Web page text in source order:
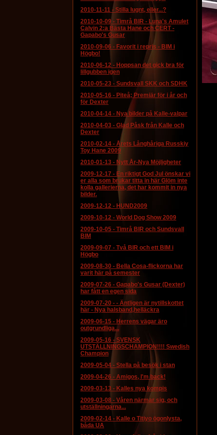
2010-11-11 - Stilla lugnt, eller...?
2010-10-09 - Timrå BIR - Luna's Amulet
Calvin 2:a Bästa Hane och CERT -
Gapabo's Gusar
2010-09-06 - Favorit i repris - BIM i
Högbo!
2010-06-12 - Hoppsan det gick bra för
lillgubben igen
2010-05-23 - Sundsvall SKK och SDHK
2010-05-16 - Piteå; Premiär för i år och
för Dexter
2010-04-14 - Nya bilder på Kalle-valpar
2010-04-03 - Glad Påsk från Kalle och
Dexter
2010-02-14 - Årets Långhåriga Russkiy
Toy Hane 2009
2010-01-13 - Nytt År-Nya Möjligheter
2009-12-17 - En riktigt God Jul önskar vi
er alla som brukar titta in här Glöm inte
kolla gallerierna, det har kommit in nya
bilder.
2009-12-12 - HUND2009
2009-10-12 - World Dog Show 2009
2009-10-05 - Timrå BIR och Sundsvall
BIM
2009-09-07 - Två BIR och ett BIM i
Högbo
2009-08-30 - Bella Cosa-flickorna har
varit här på semester
2009-07-26 - Gapabo's Gusar (Dexter)
har fått en egen sida
2009-07-20 - - Äntligen är nytillskottet
här - Nya halsband,helläckra
2009-06-15 - Herrens vägar äro
outgrundliga...
2009-05-16 - SVENSK
UTSTÄLLNINGSCHAMPION!!!! Swedish
Champion
2009-05-04 - Stella på besök i stan
2009-04-26 - Amigos, I'm back!
2009-03-13 - Kalles nya kompis
2009-03-08 - Våren närmar sig, och
utställningarna...
2009-02-14 - Kalle o Titiyo ögonlysta,
båda UA